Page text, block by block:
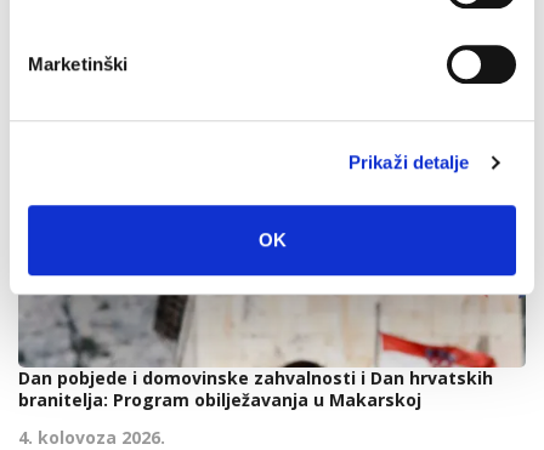
Marketinški
Prikaži detalje
OK
Dan pobjede i domovinske zahvalnosti i Dan hrvatskih
branitelja: Program obilježavanja u Makarskoj
4. kolovoza 2026.